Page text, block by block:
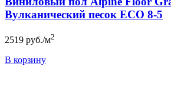
Вулканический песок ЕСО 8-5
2519 руб./м2
В корзину